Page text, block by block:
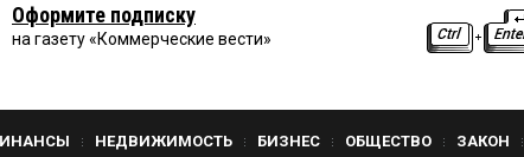
Оформите подписку
на газету «Коммерческие вести»
НЕДВИЖИМОСТЬ БИЗНЕС ОБЩЕСТВО ЗАКОН